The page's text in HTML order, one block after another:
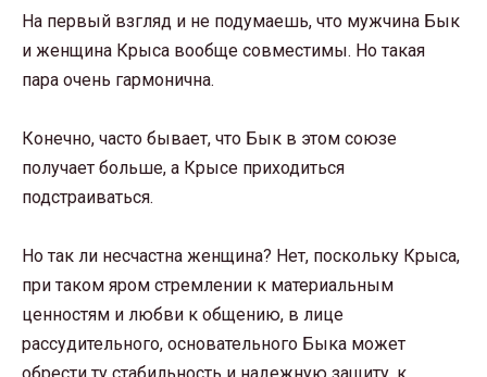
На первый взгляд и не подумаешь, что мужчина Бык
и женщина Крыса вообще совместимы. Но такая
пара очень гармонична.
Конечно, часто бывает, что Бык в этом союзе
получает больше, а Крысе приходиться
подстраиваться.
Но так ли несчастна женщина? Нет, поскольку Крыса,
при таком яром стремлении к материальным
ценностям и любви к общению, в лице
рассудительного, основательного Быка может